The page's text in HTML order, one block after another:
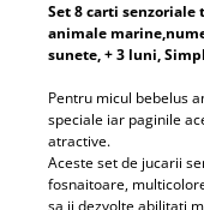
Set 8 carti
animale
sunete, + 3 luni,
Pentru micul bebelus
speciale iar paginile
atractive.
Aceste set de jucarii
fosnaitoare,
sa ii dezvolte abilitati